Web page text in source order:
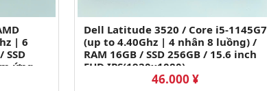
| 6
SSD
ứng
Dell Latitude 3520 / Core i5-1145G7
(up to 4.40Ghz | 4 nhân 8 luồng) /
RAM 16GB / SSD 256GB / 15.6 inch
FHD IPS(1920x1080)
46.000 ¥